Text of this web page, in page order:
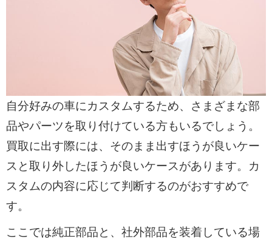
・無理な取り外しは車を傷つけるリスクが
あるため避けるべきである
自分でパーツを取り外す際に車体を傷つけ
ると、査定額が下がってしまいます。工賃
やリスクを考慮し、難しい場合はそのまま
査定に出すか、プロに依頼するのが賢明で
す。
自分好みの車にカスタムするため、さまざまな部
品やパーツを取り付けている方もいるでしょう。
買取に出す際には、そのまま出すほうが良いケー
スと取り外したほうが良いケースがあります。カ
スタムの内容に応じて判断するのがおすすめで
す。
ここでは純正部品と、社外部品を装着している場